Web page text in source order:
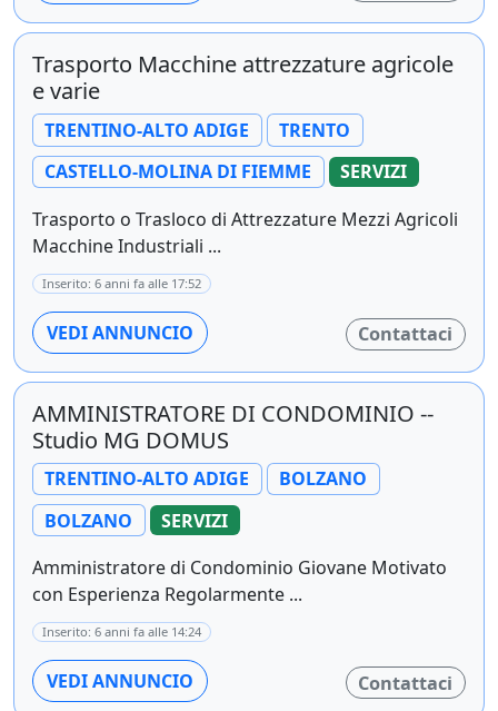
Trasporto Macchine attrezzature agricole
e varie
TRENTINO-ALTO ADIGE
TRENTO
CASTELLO-MOLINA DI FIEMME
SERVIZI
Trasporto o Trasloco di Attrezzature Mezzi Agricoli
Macchine Industriali ...
Inserito: 6 anni fa alle 17:52
VEDI ANNUNCIO Contattaci
AMMINISTRATORE DI CONDOMINIO --
Studio MG DOMUS
TRENTINO-ALTO ADIGE
BOLZANO
BOLZANO
SERVIZI
Amministratore di Condominio Giovane Motivato
con Esperienza Regolarmente ...
Inserito: 6 anni fa alle 14:24
VEDI ANNUNCIO Contattaci